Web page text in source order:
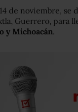
de noviembre,
Guerrero, para
y Michoacán.